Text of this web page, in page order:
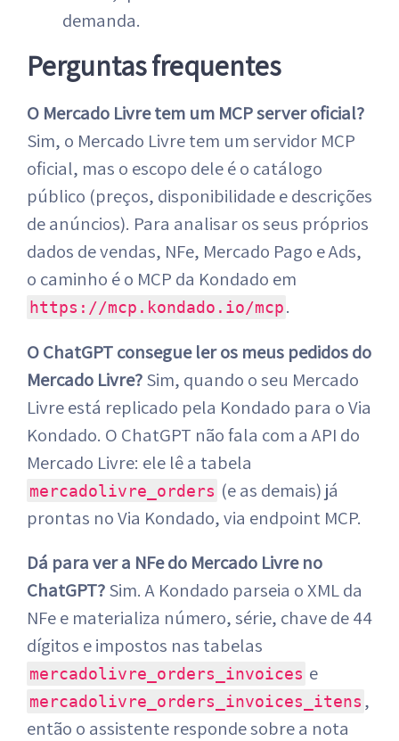
demanda.
Perguntas frequentes
O Mercado Livre tem um MCP server oficial?
Sim, o Mercado Livre tem um servidor MCP
oficial, mas o escopo dele é o catálogo
público (preços, disponibilidade e descrições
de anúncios). Para analisar os seus próprios
dados de vendas, NFe, Mercado Pago e Ads,
o caminho é o MCP da Kondado em
https://mcp.kondado.io/mcp.
O ChatGPT consegue ler os meus pedidos do
Mercado Livre?Sim, quando o seu Mercado
Livre está replicado pela Kondado para o Via
Kondado. O ChatGPT não fala com a API do
Mercado Livre: ele lê a tabela
mercadolivre_orders (e as demais) já
prontas no Via Kondado, via endpoint MCP.
Dá para ver a NFe do Mercado Livre no
ChatGPT?Sim. A Kondado parseia o XML da
NFe e materializa número, série, chave de 44
dígitos e impostos nas tabelas
mercadolivre_orders_invoices e
mercadolivre_orders_invoices_itens ,
então o assistente responde sobre a nota